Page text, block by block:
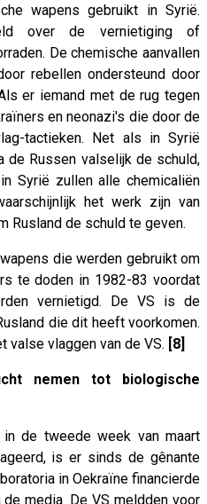
wapens gebruikt in Syrië.
over de vernietiging of
De chemische aanvallen
rebellen ondersteund door
er iemand met de rug tegen
en neonazi's die door de
tactieken. Net als in Syrië
de Russen valselijk de schuld,
Syrië zullen alle chemicaliën
het werk zijn van
Rusland de schuld te geven.
die werden gebruikt om
te doden in 1982-83 voordat
vernietigd. De VS is de
die dit heeft voorkomen.
valse vlaggen van de VS. [8]
nemen tot biologische
de tweede week van maart
is er sinds de gênante
in Oekraïne financierde
media. De VS meldden voor